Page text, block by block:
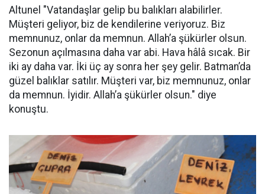
Altunel "Vatandaşlar gelip bu balıkları alabilirler.
Müşteri geliyor, biz de kendilerine veriyoruz. Biz
memnunuz, onlar da memnun. Allah’a şükürler olsun.
Sezonun açılmasına daha var abi. Hava hâlâ sıcak. Bir
iki ay daha var. İki üç ay sonra her şey gelir. Batman’da
güzel balıklar satılır. Müşteri var, biz memnunuz, onlar
da memnun. İyidir. Allah’a şükürler olsun." diye
konuştu.